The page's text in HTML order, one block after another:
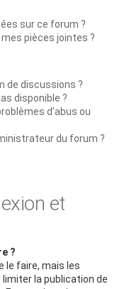
sur ce forum ?
pièces jointes ?
de discussions ?
disponible ?
d’abus ou
du forum ?
et
?
le faire, mais les
la publication de